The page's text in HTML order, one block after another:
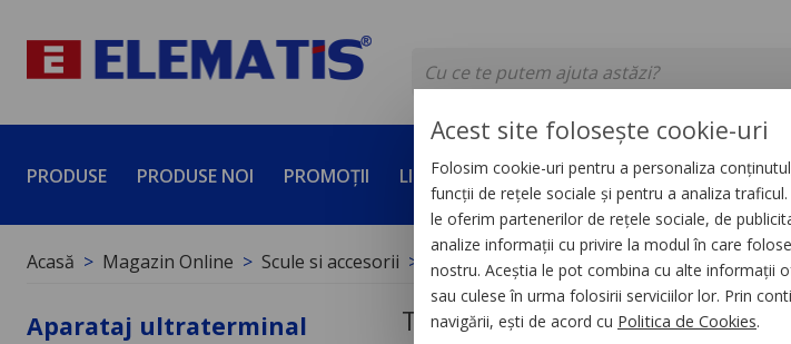
PRODUSE PRODUSE NOI PROMOȚII LICHIDĂRI DE STOC SERVICII DEVINO
Acasă Magazin Online Scule si accesorii Tăiere şi tăiere
Aparataj ultraterminal
Tăiere şi tăiere,285 produse
Acest site folosește cookie-uri
Folosim cookie-uri pentru a personaliza
funcții de rețele sociale și pentru a analiza
le oferim partenerilor de rețele sociale, de
analize informații cu privire la modul în care
nostru. Aceștia le pot combina cu alte informații
sau culese în urma folosirii serviciilor lor. Prin
navigării, ești de acord cu Politica de Cookies.